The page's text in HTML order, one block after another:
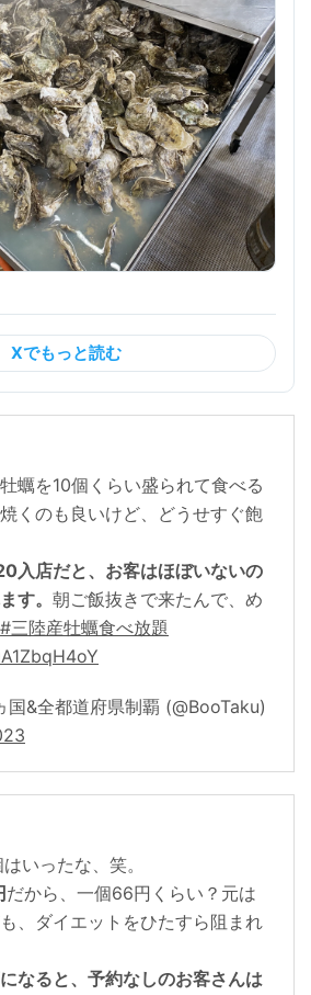
Xでもっと読む
蠣を10個くらい盛られて食べる
くのも良いけど、どうせすぐ飽
入店だと、お客はほぼいないの
す。 朝ご飯抜きで来たんで、め
#三陸産牡蠣食べ放題
&全都道府県制覇 (@BooTaku)
いったな、笑。
だから、一個66円くらい？元は
、ダイエットをひたすら阻まれ
なると、予約なしのお客さんは